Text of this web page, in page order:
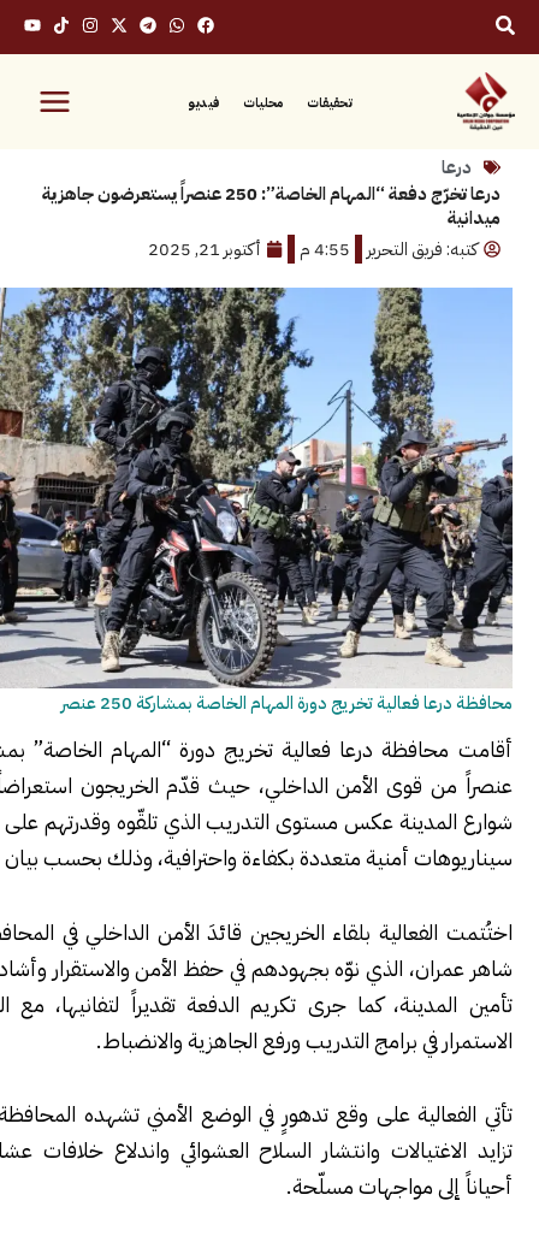
محليات فيديو
درعا تخرّج دفعة “المهام الخاصة”: 250 عنصراً يستعرضون جاهزية
فريق التحرير
4:55 م أكتوبر 21, 2025
فعالية تخريج دورة المهام الخاصة بمشاركة 250 عنصر
أقامت محافظة درعا فعالية تخريج دورة “المهام الخاصة” بمشاركة 250
قوى الأمن الداخلي، حيث قدّم الخريجون استعراضاً ميدانياً في
عكس مستوى التدريب الذي تلقّوه وقدرتهم على التعامل مع
أمنية متعددة بكفاءة واحترافية، وذلك بحسب بيان المحافظة.
بلقاء الخريجين قائدَ الأمن الداخلي في المحافظة، العميد
الذي نوّه بجهودهم في حفظ الأمن والاستقرار وأشاد بدورهم في
كما جرى تكريم الدفعة تقديراً لتفانيها، مع التأكيد على
في برامج التدريب ورفع الجاهزية والانضباط.
على وقع تدهورٍ في الوضع الأمني تشهده المحافظة، يتجلّى في
وانتشار السلاح العشوائي واندلاع خلافات عشائرية تتطوّر
مواجهات مسلّحة.